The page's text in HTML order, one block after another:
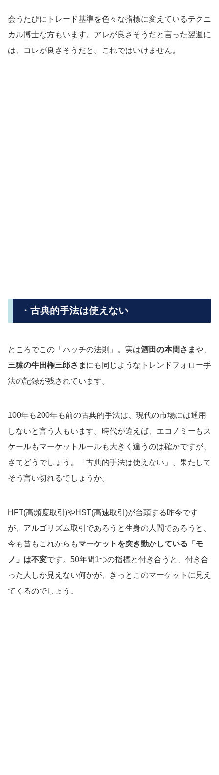
会うたびにトレード基準を色々な指標に変えているテクニ
カル博士な方もいます。アレが良さそうだと言った翌週に
は、コレが良さそうだと。これではいけません。
・古典的手法は使えない
ところでこの「ハッチの法則」。実は酒田の本間さまや、
三猿の牛田権三郎さま にも同じようなトレンドフォロー手
法の記録が残されています。
100年も200年も前の古典的手法は、現代の市場には通用
しないと言う人もいます。時代が違えば、エコノミーもス
ケールもマーケットルールも大きく違うのは確かですが、
さてどうでしょう。「古典的手法は使えない」、果たして
そう言い切れるでしょうか。
HFT(高頻度取引)やHST(高速取引)が台頭する昨今です
が、アルゴリズム取引であろうと生身の人間であろうと、
今も昔もこれからもマーケットを突き動かしている「モ
ノ」は不変です。50年間1つの指標と付き合うと、付き合
った人しか見えない何かが、きっとこのマーケットに見え
てくるのでしょう。